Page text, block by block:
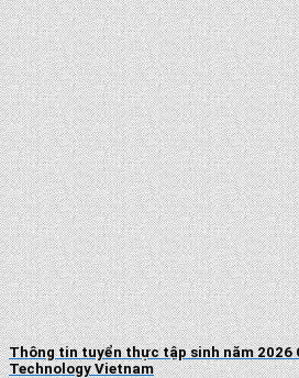
Thông tin tuyển thực tập sinh năm 2026
Technology Vietnam